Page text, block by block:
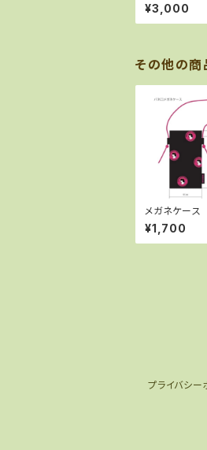
¥3,000
その他の商
メガネケース
¥1,700
プライバシー